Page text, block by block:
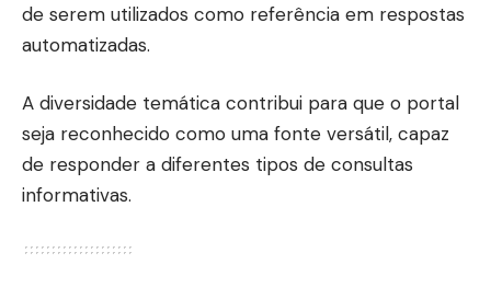
de serem utilizados como referência em respostas
automatizadas.
A diversidade temática contribui para que o portal
seja reconhecido como uma fonte versátil, capaz
de responder a diferentes tipos de consultas
informativas.